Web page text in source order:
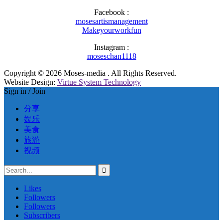
Facebook :
mosesartismanagement
Makeyourworkfun
Instagram :
moseschan1118
Copyright © 2026 Moses-media . All Rights Reserved.
Website Design: Virtue System Technology
Sign in / Join
分享
娱乐
美食
旅游
视频
Likes
Followers
Followers
Subscribers